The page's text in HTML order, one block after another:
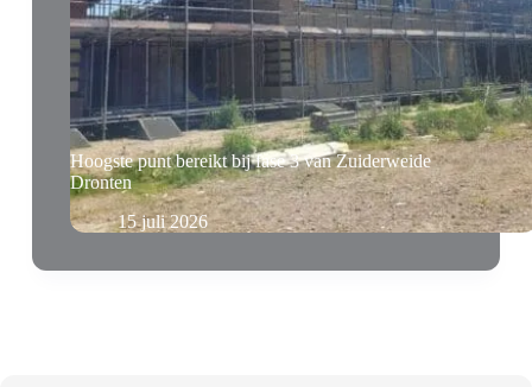
Hoogste punt bereikt bij fase 3 van Zuiderweide
Dronten
15 juli 2026